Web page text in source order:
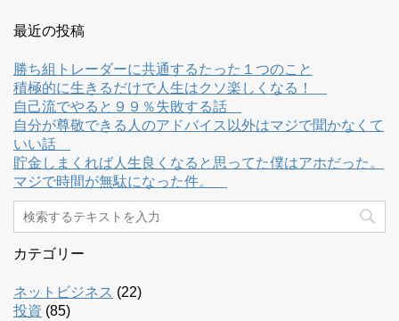
最近の投稿
勝ち組トレーダーに共通するたった１つのこと
積極的に生きるだけで人生はクソ楽しくなる！
自己流でやると９９％失敗する話
自分が尊敬できる人のアドバイス以外はマジで聞かなくて
いい話
貯金しまくれば人生良くなると思ってた僕はアホだった。
マジで時間が無駄になった件。
カテゴリー
ネットビジネス (22)
投資 (85)